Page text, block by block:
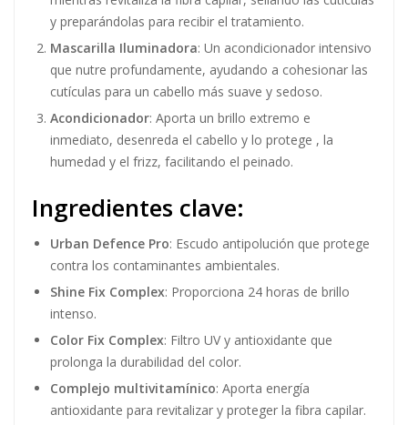
y preparándolas para recibir el tratamiento.
Mascarilla Iluminadora: Un acondicionador intensivo
que nutre profundamente, ayudando a cohesionar las
cutículas para un cabello más suave y sedoso.
Acondicionador: Aporta un brillo extremo e
inmediato, desenreda el cabello y lo protege , la
humedad y el frizz, facilitando el peinado.
Ingredientes clave:
Urban Defence Pro: Escudo antipolución que protege
contra los contaminantes ambientales.
Shine Fix Complex: Proporciona 24 horas de brillo
intenso.
Color Fix Complex: Filtro UV y antioxidante que
prolonga la durabilidad del color.
Complejo multivitamínico: Aporta energía
antioxidante para revitalizar y proteger la fibra capilar.